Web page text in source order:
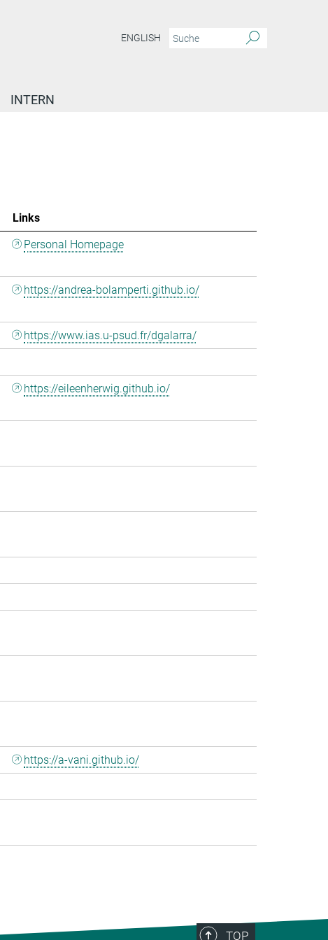
ENGLISH
INTERN
Links
Personal Homepage
https://andrea-bolamperti.github.io/
https://www.ias.u-psud.fr/dgalarra/
https://eileenherwig.github.io/
https://a-vani.github.io/
TOP